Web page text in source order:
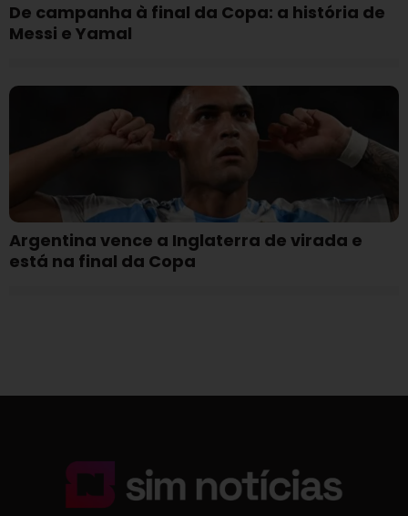
De campanha à final da Copa: a história de
Messi e Yamal
Argentina vence a Inglaterra de virada e
está na final da Copa